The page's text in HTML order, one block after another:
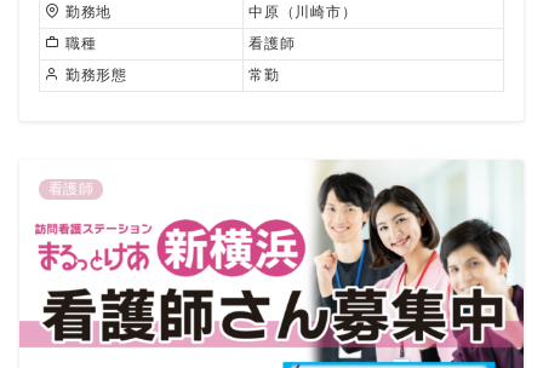
勤務地
中原（川崎市）
職種
看護師
勤務形態
常勤
看護師